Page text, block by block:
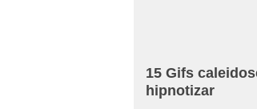
15 Gifs
hipnotizar